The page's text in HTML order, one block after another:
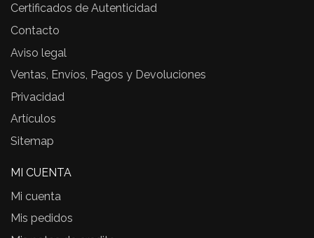
Certificados de Autenticidad
Contacto
Aviso legal
Ventas, Envíos, Pagos y Devoluciones
Privacidad
Artículos
Sitemap
MI CUENTA
Mi cuenta
Mis pedidos